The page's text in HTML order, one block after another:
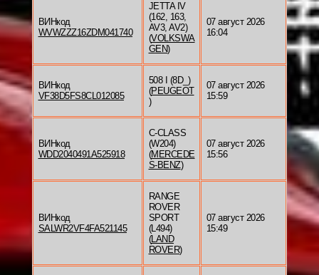
ВИНкод
WVWZZZ16ZDM041740
JETTA IV
(162, 163,
AV3, AV2)
(VOLKSWA
GEN)
07 август 2026
16:04
ВИНкод
VF38D5FS8CL012085
508 I (8D_)
(PEUGEOT
)
07 август 2026
15:59
ВИНкод
WDD2040491A525918
C-CLASS
(W204)
(MERCEDE
S-BENZ)
07 август 2026
15:56
ВИНкод
SALWR2VF4FA521145
RANGE
ROVER
SPORT
(L494)
(LAND
ROVER)
07 август 2026
15:49